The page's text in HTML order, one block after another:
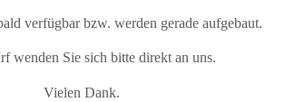
verfügbar bzw. werden gerade aufgebaut.
wenden Sie sich bitte direkt an uns.
Vielen Dank.